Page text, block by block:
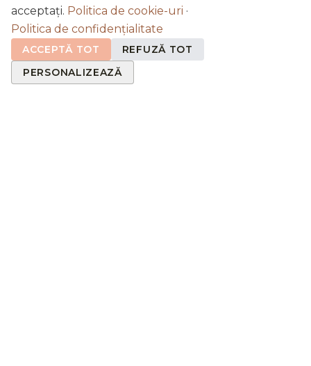
acceptați. Politica de cookie-uri ·
Politica de confidențialitate
ACCEPTĂ TOT
REFUZĂ TOT
PERSONALIZEAZĂ